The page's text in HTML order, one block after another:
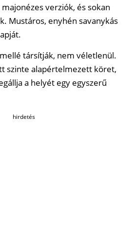
verziók, és sokan
Mustáros, enyhén savanykás
társítják, nem véletlenül.
szinte alapértelmezett köret,
a helyét egy egyszerű
hirdetés